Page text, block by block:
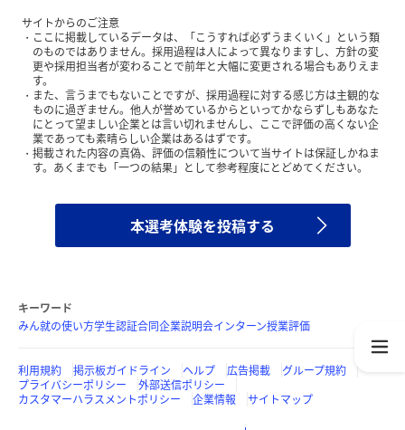
サイトからのご注意
ここに掲載しているデータは、「こうすれば必ずうまくいく」という類
のものではありません。採用過程は人によって異なりますし、方針の変
更や採用担当者が変わることで前年と大幅に変更される場合もありえま
す。
また、言うまでもないことですが、採用過程に対する感じ方は主観的な
ものに過ぎません。他人が誉めているからといってかならずしもあなた
にとって望ましい企業とは言い切れませんし、ここで評価の高くない企
業であっても素晴らしい企業はあるはずです。
掲載された内容の真偽、評価の信頼性について当サイトは保証しかねま
す。あくまでも「一つの結果」として参考程度にとどめてください。
本選考体験を投稿する
キーワード
みん就の使い方学生認証合同企業説明会インターン授業評価
利用規約 掲示板ガイドライン ヘルプ 広告掲載
グループ規約
プライバシーポリシー
外部送信ポリシー
カスタマーハラスメントポリシー
企業情報 サイトマップ